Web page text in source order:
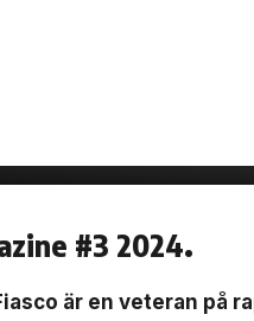
om japansk
#3 2024.
är en veteran på